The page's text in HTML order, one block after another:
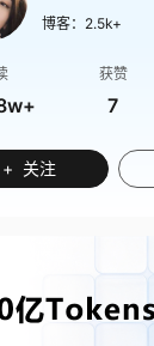
博客： 2.5k+
获赞
7
+ 关注